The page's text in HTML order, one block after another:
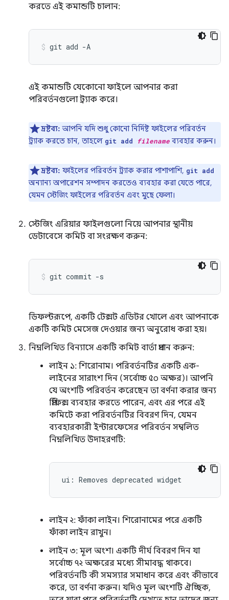
করতে এই কমান্ডটি চালান:
git add -A
এই কমান্ডটি যেকোনো ফাইলে আপনার করা
পরিবর্তনগুলো ট্র্যাক করে।
দ্রষ্টব্য: আপনি যদি শুধু কোনো নির্দিষ্ট ফাইলের পরিবর্তন
ট্র্যাক করতে চান, তাহলে git add filename ব্যবহার করুন।
দ্রষ্টব্য: ফাইলের পরিবর্তন ট্র্যাক করার পাশাপাশি, git add
অন্যান্য অপারেশন সম্পাদন করতেও ব্যবহার করা যেতে পারে,
যেমন স্টেজিং ফাইলের পরিবর্তন এবং মুছে ফেলা।
স্টেজিং এরিয়ার ফাইলগুলো নিয়ে আপনার স্থানীয়
ডেটাবেসে কমিট বা সংরক্ষণ করুন:
git commit -s
ডিফল্টরূপে, একটি টেক্সট এডিটর খোলে এবং আপনাকে
একটি কমিট মেসেজ দেওয়ার জন্য অনুরোধ করা হয়।
নিম্নলিখিত বিন্যাসে একটি কমিট বার্তা প্রদান করুন:
লাইন ১: শিরোনাম। পরিবর্তনটির একটি এক-
লাইনের সারাংশ দিন (সর্বোচ্চ ৫০ অক্ষর)। আপনি
যে অংশটি পরিবর্তন করেছেন তা বর্ণনা করার জন্য
প্রিফিক্স ব্যবহার করতে পারেন, এবং এর পরে এই
কমিটে করা পরিবর্তনটির বিবরণ দিন, যেমন
ব্যবহারকারী ইন্টারফেসের পরিবর্তন সম্বলিত
নিম্নলিখিত উদাহরণটি:
লাইন ২: ফাঁকা লাইন। শিরোনামের পরে একটি
ফাঁকা লাইন রাখুন।
লাইন ৩: মূল অংশ। একটি দীর্ঘ বিবরণ দিন যা
সর্বোচ্চ ৭২ অক্ষরের মধ্যে সীমাবদ্ধ থাকবে।
পরিবর্তনটি কী সমস্যার সমাধান করে এবং কীভাবে
করে, তা বর্ণনা করুন। যদিও মূল অংশটি ঐচ্ছিক,